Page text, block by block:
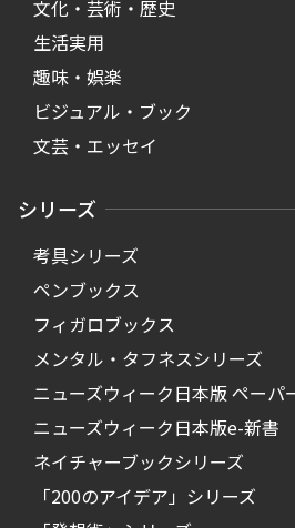
文化・芸術・歴史
生活実用
趣味・娯楽
ビジュアル・ブック
文芸・エッセイ
シリーズ
考具シリーズ
ペンブックス
フィガロブックス
メンタル・タフネスシリーズ
ニューズウィーク日本版 ペーパ
ニューズウィーク日本版e-新書
ネイチャーブックシリーズ
「200のアイデア」シリーズ